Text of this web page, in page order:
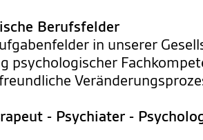
Berufsfelder
in unserer
psychologischer
- Psychiater -